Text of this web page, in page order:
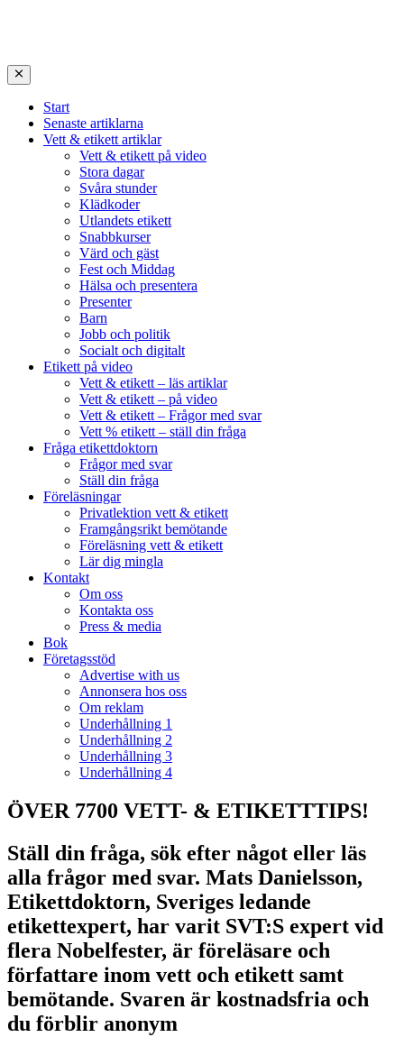
Start
Senaste artiklarna
Vett & etikett artiklar
Vett & etikett på video
Stora dagar
Svåra stunder
Klädkoder
Utlandets etikett
Snabbkurser
Värd och gäst
Fest och Middag
Hälsa och presentera
Presenter
Barn
Jobb och politik
Socialt och digitalt
Etikett på video
Vett & etikett – läs artiklar
Vett & etikett – på video
Vett & etikett – Frågor med svar
Vett % etikett – ställ din fråga
Fråga etikettdoktorn
Frågor med svar
Ställ din fråga
Föreläsningar
Privatlektion vett & etikett
Framgångsrikt bemötande
Föreläsning vett & etikett
Lär dig mingla
Kontakt
Om oss
Kontakta oss
Press & media
Bok
Företagsstöd
Advertise with us
Annonsera hos oss
Om reklam
Underhållning 1
Underhållning 2
Underhållning 3
Underhållning 4
ÖVER 7700 VETT- & ETIKETTTIPS!
Ställ din fråga, sök efter något eller läs
alla frågor med svar. Mats Danielsson,
Etikettdoktorn, Sveriges ledande
etikettexpert, har varit SVT:S expert vid
flera Nobelfester, är föreläsare och
författare inom vett och etikett samt
bemötande. Svaren är kostnadsfria och
du förblir anonym